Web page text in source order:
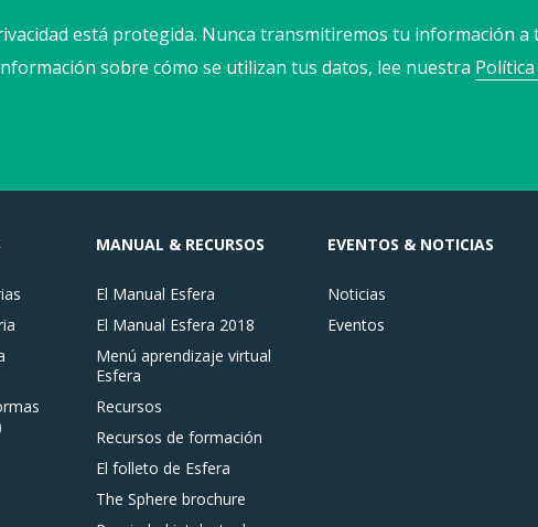
está protegida. Nunca transmitiremos tu información a
sobre cómo se utilizan tus datos, lee nuestra
MANUAL & RECURSOS
El Manual Esfera
El Manual Esfera 2018
Menú aprendizaje virtual
Esfera
Recursos
Recursos de formación
El folleto de Esfera
The Sphere brochure
EVENTOS & NOTICIAS
Noticias
Eventos